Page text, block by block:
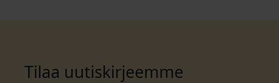
Tilaa uutiskirjeemme